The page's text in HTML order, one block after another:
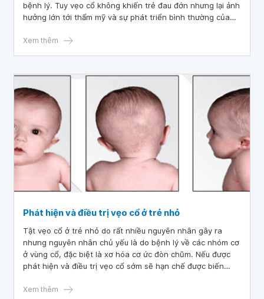
bệnh lý. Tuy vẹo cổ không khiến trẻ đau đớn nhưng lại ảnh
hưởng lớn tới thẩm mỹ và sự phát triển bình thường của
Xem thêm
Phát hiện và điều trị vẹo cổ ở trẻ nhỏ
Tật vẹo cổ ở trẻ nhỏ do rất nhiều nguyên nhân gây ra
nhưng nguyên nhân chủ yếu là do bệnh lý về các nhóm cơ
ở vùng cổ, đặc biệt là xơ hóa cơ ức đòn chũm. Nếu được
phát hiện và điều trị vẹo cổ sớm sẽ hạn chế được biến
muộn. Vì thế các bậc cha mẹ cần chú ý quan sát để đưa
Xem thêm